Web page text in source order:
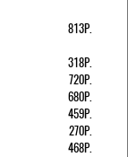
813Р.
318Р.
720Р.
680Р.
459Р.
270Р.
468Р.